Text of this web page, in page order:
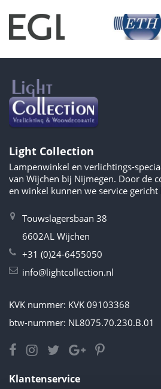
Light Collection
Lampenwinkel en verlichtings-
van Wijchen bij Nijmegen. Door de
en winkel kunnen we service
Touwslagersbaan 38
6602AL Wijchen
+31 (0)24-6455050
info@lightcollection.nl
KVK nummer: KVK 09103368
btw-nummer: NL8075.70.230.B.01
Klantenservice